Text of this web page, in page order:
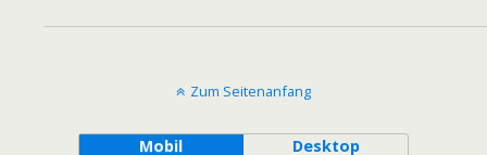
Zum Seitenanfang
Mobil Desktop